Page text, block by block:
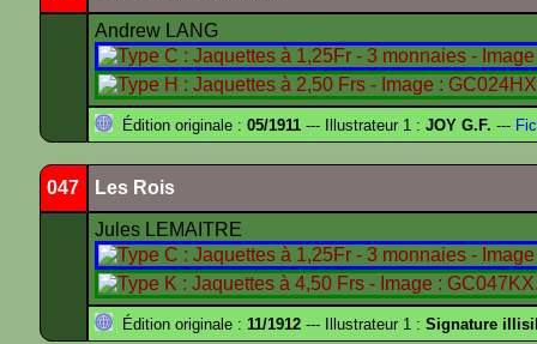
Andrew LANG
Édition originale : 05/1911 --- Illustrateur 1 : JOY G.F. ---
047 Les Rois
Jules LEMAITRE
Édition originale : 11/1912 --- Illustrateur 1 : Signature